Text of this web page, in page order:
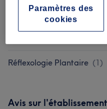
Drainant (1)
Réflexologie Plantaire (1)
Avis sur l'établissement
Paramètres des
cookies